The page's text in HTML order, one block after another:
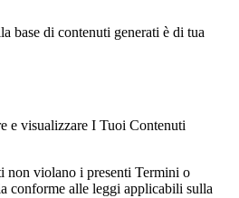
base di contenuti generati è di tua
e visualizzare I Tuoi Contenuti
non violano i presenti Termini o
conforme alle leggi applicabili sulla